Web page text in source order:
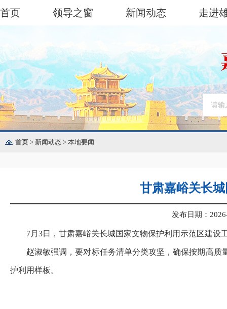
首页 领导之窗 新闻动态 走进
首页 > 新闻动态 > 本地要闻
甘肃嘉峪关长
发布日期：
7月3日，甘肃嘉峪关长城国家文物保护利用示范区建设
赵淑敏强调，要对标任务清单分类攻坚，确保按期高质
护利用样板。